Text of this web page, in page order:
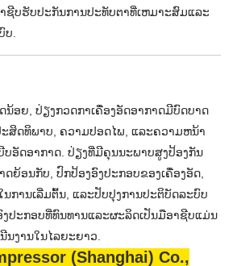
ຊີບຮັບປະກັນການປະທັບຕາທີ່ເຫມາະສົມແລະ
ບ.
ນ້ອຍ, ປ່ຽງກວດກາເຄື່ອງອັດອາກາດມີບົດບາດ
ສິດທິພາບ, ຄວາມປອດໄພ, ແລະຄວາມຫນ້າ
ບອັດອາກາດ. ປ່ຽງທີ່ມີຄຸນນະພາບສູງປ້ອງກັນ
ດຍ້ອນກັບ, ປົກປ້ອງອົງປະກອບຂອງເຄື່ອງອັດ,
ການເລີ່ມຕົ້ນ, ແລະປັບປຸງການປະຕິບັດລະບົບ
ງປະກອບທີ່ທົນທານແລະຜະລິດເປັນມືອາຊີບແມ່ນ
ນງານໃນໄລຍະຍາວ.
(Shanghai) Co.,